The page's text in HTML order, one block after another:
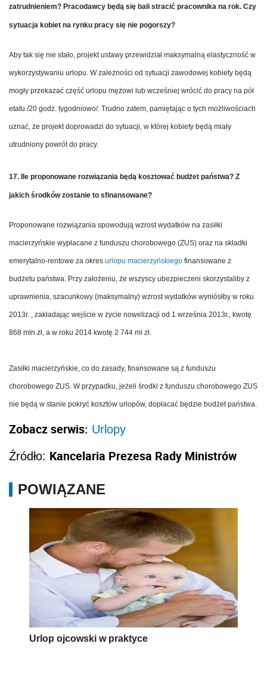
zatrudnieniem? Pracodawcy będą się bali stracić pracownika na rok. Czy
sytuacja kobiet na rynku pracy się nie pogorszy?
Aby tak się nie stało, projekt ustawy przewidział maksymalną elastyczność w
wykorzystywaniu urlopu. W zależności od sytuacji zawodowej kobiety będą
mogły przekazać część urlopu mężowi lub wcześniej wrócić do pracy na pół
etatu /20 godz. tygodniowo/. Trudno zatem, pamiętając o tych możliwościach
uznać, że projekt doprowadzi do sytuacji, w której kobiety będą miały
utrudniony powrót do pracy.
17. Ile proponowane rozwiązania będą kosztować budżet państwa? Z
jakich środków zostanie to sfinansowane?
Proponowane rozwiązania spowodują wzrost wydatków na zasiłki
macierzyńskie wypłacane z funduszu chorobowego (ZUS) oraz na składki
emerytalno-rentowe za okres urlopu macierzyńskiego finansowane z
budżetu państwa. Przy założeniu, że wszyscy ubezpieczeni skorzystaliby z
uprawnienia, szacunkowy (maksymalny) wzrost wydatków wyniósłby w roku
2013r. , zakładając wejście w życie nowelizacji od 1 września 2013r., kwotę
868 mln zł, a w roku 2014 kwotę 2 744 ml zł.
Zasiłki macierzyńskie, co do zasady, finansowane są z funduszu
chorobowego ZUS. W przypadku, jeżeli środki z funduszu chorobowego ZUS
nie będą w stanie pokryć kosztów urlopów, dopłacać będzie budżet państwa.
Zobacz serwis: Urlopy
Źródło: Kancelaria Prezesa Rady Ministrów
POWIĄZANE
Urlop ojcowski w praktyce